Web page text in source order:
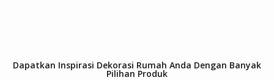
Dapatkan Inspirasi Dekorasi Rumah Anda Dengan Banyak
Pilihan Produk